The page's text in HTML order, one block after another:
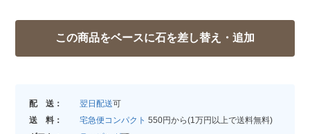
配 送： 翌日配送可
送 料：
宅急便コンパクト 550円から(1万円以上で送料無料)